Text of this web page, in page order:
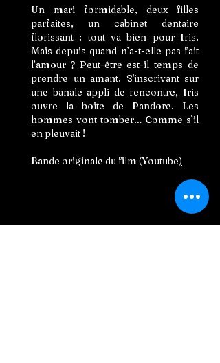
Un mari formidable, deux filles
parfaites, un cabinet dentaire
florissant : tout va bien pour Iris.
Mais depuis quand n’a-t-elle pas fait
l’amour ? Peut-être est-il temps de
prendre un amant. S'inscrivant sur
une banale appli de rencontre, Iris
ouvre la boite de Pandore. Les
hommes vont tomber… Comme s’il
en pleuvait !
Bande originale du film (Youtube)